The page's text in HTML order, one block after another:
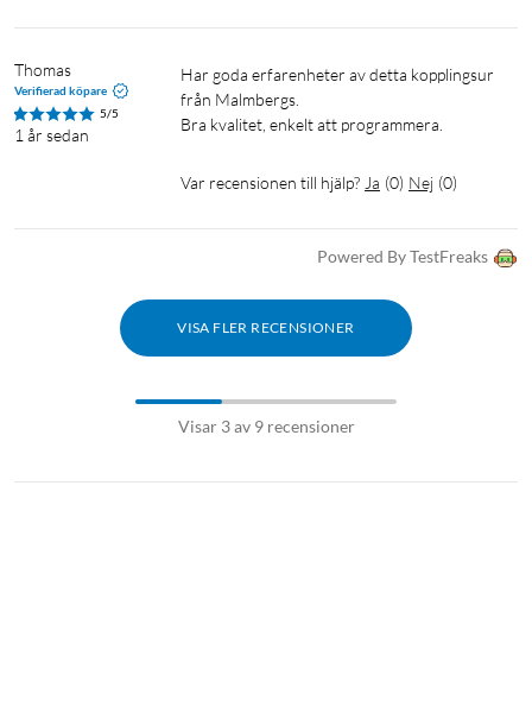
Thomas
Verifierad köpare
5/5
1 år sedan
Har goda erfarenheter av detta kopplingsur
från Malmbergs.
Bra kvalitet, enkelt att programmera.
Var recensionen till hjälp? Ja (0) Nej (0)
Powered By TestFreaks
VISA FLER RECENSIONER
Visar 3 av 9 recensioner